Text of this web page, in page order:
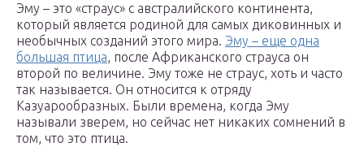
Эму – это «страус» с австралийского континента,
который является родиной для самых диковинных и
необычных созданий этого мира. Эму – еще одна
большая птица, после Африканского страуса он
второй по величине. Эму тоже не страус, хоть и часто
так называется. Он относится к отряду
Казуарообразных. Были времена, когда Эму
называли зверем, но сейчас нет никаких сомнений в
том, что это птица.